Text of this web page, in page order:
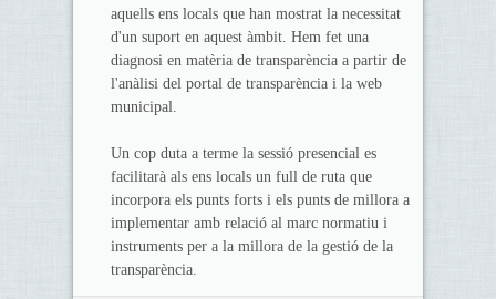
aquells ens locals que han mostrat la necessitat
d'un suport en aquest àmbit. Hem fet una
diagnosi en matèria de transparència a partir de
l'anàlisi del portal de transparència i la web
municipal.
Un cop duta a terme la sessió presencial es
facilitarà als ens locals un full de ruta que
incorpora els punts forts i els punts de millora a
implementar amb relació al marc normatiu i
instruments per a la millora de la gestió de la
transparència.